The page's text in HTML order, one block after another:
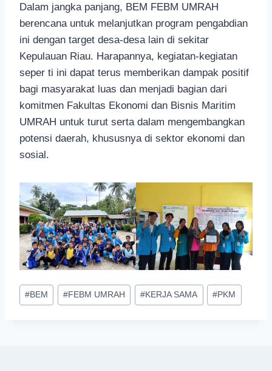
Dalam jangka panjang, BEM FEBM UMRAH
berencana untuk melanjutkan program pengabdian
ini dengan target desa-desa lain di sekitar
Kepulauan Riau. Harapannya, kegiatan-kegiatan
seper ti ini dapat terus memberikan dampak positif
bagi masyarakat luas dan menjadi bagian dari
komitmen Fakultas Ekonomi dan Bisnis Maritim
UMRAH untuk turut serta dalam mengembangkan
potensi daerah, khususnya di sektor ekonomi dan
sosial.
Post
Tags:
#BEM #FEBM UMRAH #KERJA SAMA #PKM